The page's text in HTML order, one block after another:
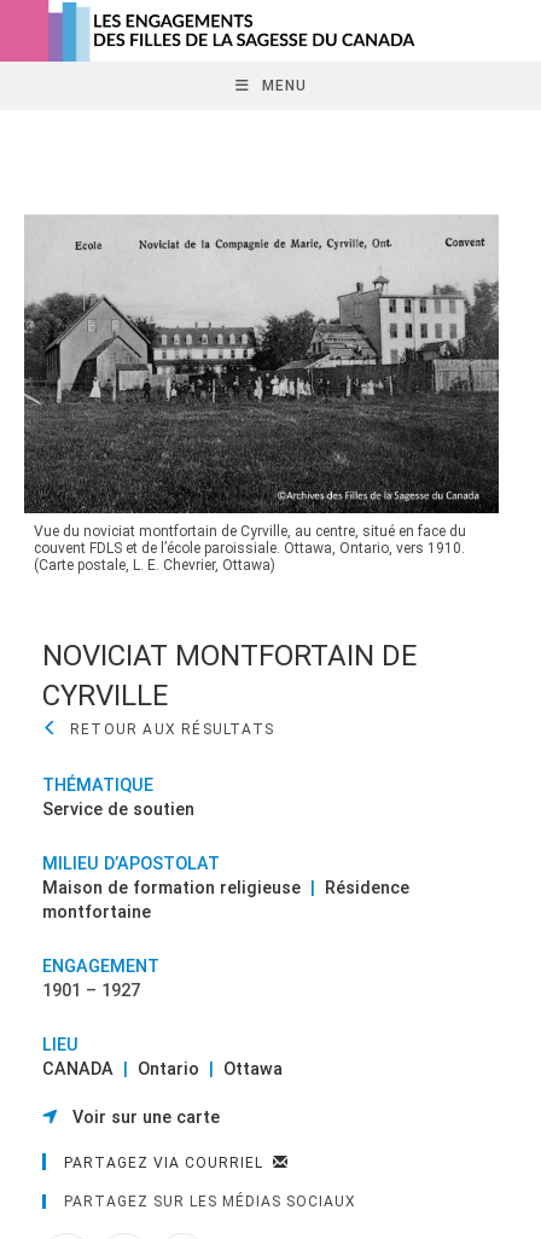
content
MENU
Vue du noviciat montfortain de Cyrville, au centre, situé en face du
couvent FDLS et de l’école paroissiale. Ottawa, Ontario, vers 1910.
(Carte postale, L. E. Chevrier, Ottawa)
NOVICIAT MONTFORTAIN DE
CYRVILLE
THÉMATIQUE
Service de soutien
MILIEU D’APOSTOLAT
Maison de formation religieuse
Résidence
montfortaine
ENGAGEMENT
1901 – 1927
LIEU
CANADA
Ontario Ottawa
Voir sur une carte
PARTAGEZ VIA COURRIEL
PARTAGEZ SUR LES MÉDIAS SOCIAUX